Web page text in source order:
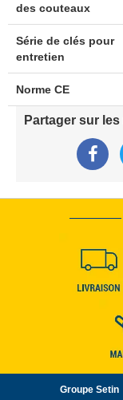
des couteaux
Série de clés pour
entretien
Norme CE
Partager sur
Groupe Setin